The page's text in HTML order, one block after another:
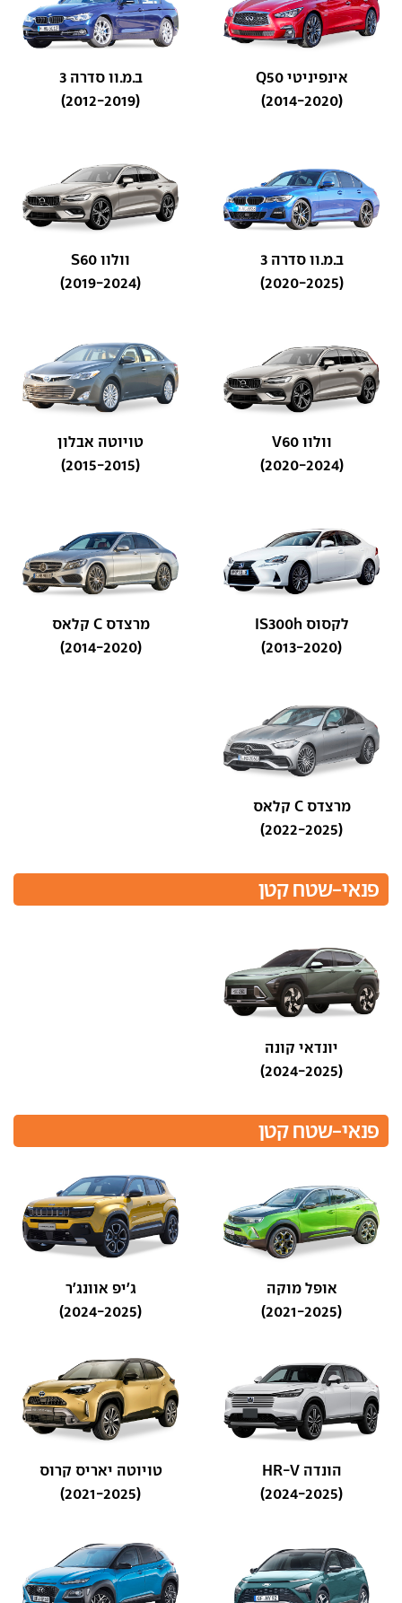
אינפיניטי Q50
(2014-2020)
ב.מ.וו סדרה 3
(2012-2019)
ב.מ.וו סדרה 3
(2020-2025)
וולוו S60
(2019-2024)
וולוו V60
(2020-2024)
טויוטה אבלון
(2015-2015)
לקסוס IS300h
(2013-2020)
מרצדס C קלאס
(2014-2020)
מרצדס C קלאס
(2022-2025)
פנאי-שטח קטן
יונדאי קונה
(2024-2025)
פנאי-שטח קטן
אופל מוקה
(2021-2025)
ג'יפ אוונג'ר
(2024-2025)
הונדה HR-V
(2024-2025)
טויוטה יאריס קרוס
(2021-2025)